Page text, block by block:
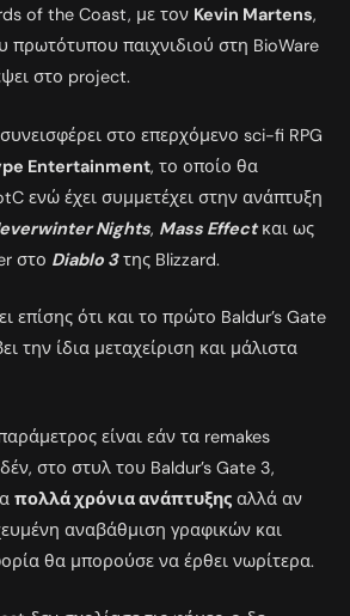
of the Coast, με τον Kevin Martens,
πρωτότυπου παιχνιδιού στη BioWare
στο project.
στο επερχόμενο sci-fi RPG
Entertainment, το οποίο θα
ενώ έχει συμμετέχει στην ανάπτυξη
Nights, Mass Effectκαι ως
στο Diablo 3της Blizzard.
επίσης ότι και το πρώτο Baldur’s Gate
την ίδια μεταχείριση και μάλιστα
είναι εάν τα remakes
στο στυλ του Baldur’s Gate 3,
πολλά χρόνια ανάπτυξης αλλά αν
αναβάθμιση γραφικών και
θα μπορούσε να έρθει νωρίτερα.